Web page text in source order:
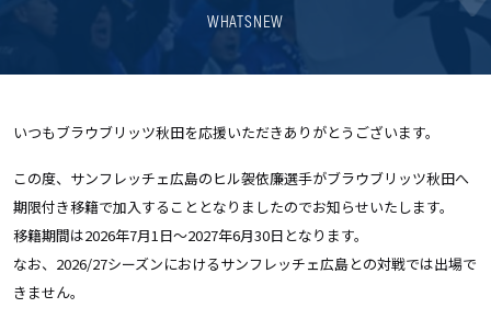
WHATSNEW
いつもブラウブリッツ秋田を応援いただきありがとうございます。
この度、サンフレッチェ広島のヒル袈依廉選手がブラウブリッツ秋田へ
期限付き移籍で加入することとなりましたのでお知らせいたします。
移籍期間は2026年7月1日〜2027年6月30日となります。
なお、 2026/27シーズンにおけるサンフレッチェ広島との対戦では出場で
きません。